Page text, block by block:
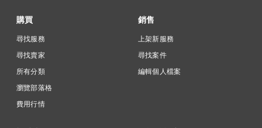
購買
尋找服務
尋找賣家
所有分類
瀏覽部落格
費用行情
銷售
上架新服務
尋找案件
編輯個人檔案